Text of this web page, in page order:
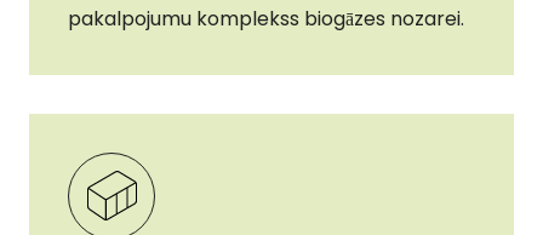
pakalpojumu komplekss biogāzes nozarei.